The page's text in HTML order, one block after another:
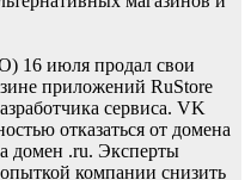
16 июля продал свои
приложений RuStore
сервиса. VK
отказаться от домена
домен .ru. Эксперты
компании снизить